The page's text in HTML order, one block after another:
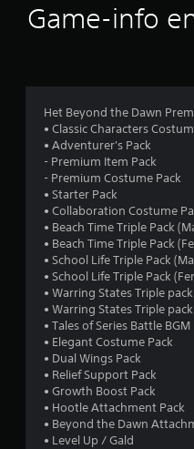
Game-info
Het Beyond the Dawn
• Classic Characters
• Adventurer's Pack
- Premium Item Pack
- Premium Costume Pack
• Starter Pack
• Collaboration Costume
• Beach Time Triple Pack
• Beach Time Triple Pack
• School Life Triple Pack
• School Life Triple Pack
• Warring States Triple
• Warring States Triple
• Tales of Series Battle BGM
• Elegant Costume Pack
• Dual Wings Pack
• Relief Support Pack
• Growth Boost Pack
• Hootle Attachment Pack
• Beyond the Dawn
• Level Up / Gald